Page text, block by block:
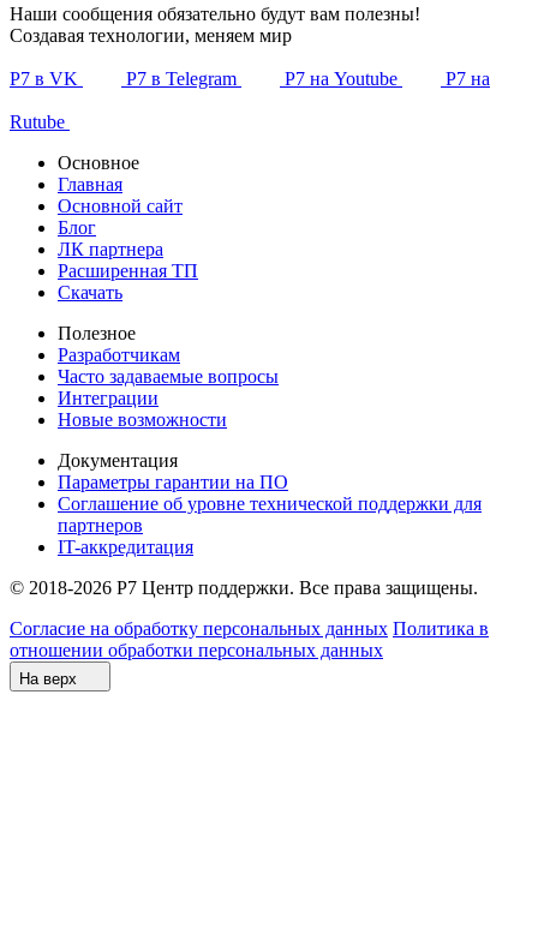
Наши сообщения обязательно будут вам полезны!
Создавая технологии, меняем мир
Р7 в VK Р7 в Telegram Р7 на Youtube Р7 на
Rutube
Основное
Главная
Основной сайт
Блог
ЛК партнера
Расширенная ТП
Скачать
Полезное
Разработчикам
Часто задаваемые вопросы
Интеграции
Новые возможности
Документация
Параметры гарантии на ПО
Соглашение об уровне технической поддержки для
партнеров
IT-аккредитация
© 2018-2026 Р7 Центр поддержки. Все права защищены.
Согласие на обработку персональных данных Политика в
отношении обработки персональных данных
На верх